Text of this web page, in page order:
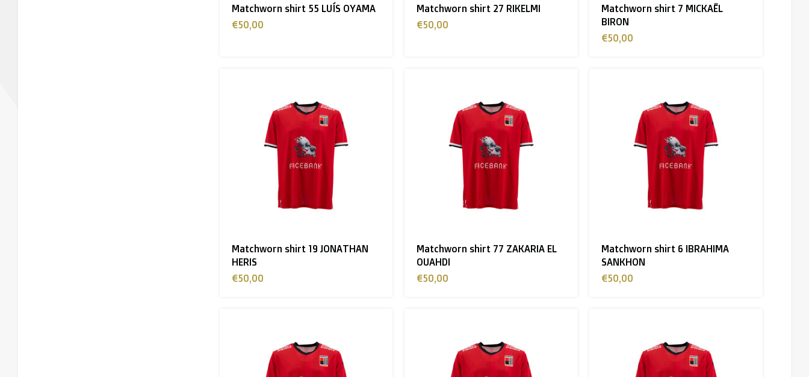
Matchworn shirt 55 LUÍS OYAMA
€50,00
Matchworn shirt 27 RIKELMI
€50,00
Matchworn shirt 7 MICKAËL
BIRON
€50,00
Matchworn shirt 19 JONATHAN
HERIS
€50,00
Matchworn shirt 77 ZAKARIA EL
OUAHDI
€50,00
Matchworn shirt 6 IBRAHIMA
SANKHON
€50,00